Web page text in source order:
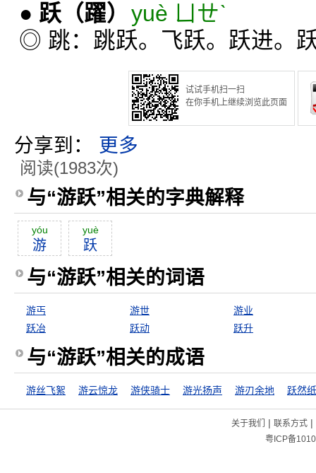
● 跃 （躍） yuè ㄩㄝˋ
◎ 跳：跳跃。飞跃。跃进。
试试手机扫一扫
在你手机上继续浏览此页面
分享到： 更多
阅读(1983次)
与“游跃”相关的字典解释
yóu
游
yuè
跃
与“游跃”相关的词语
游丐 游世
游业
跃冶
跃动 跃升
与“游跃”相关的成语
游丝飞絮 游云惊龙 游侠骑士 游光扬声 游刃余地 跃然
关于我们 | 联系方式|
粤ICP备